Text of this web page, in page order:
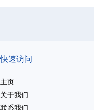
快速访问
主页
关于我们
联系我们